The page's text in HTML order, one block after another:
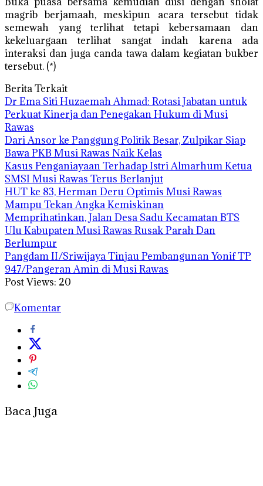
magrib berjamaah, meskipun acara tersebut tidak
semewah yang terlihat tetapi kebersamaan dan
kekeluargaan terlihat sangat indah karena ada
interaksi dan juga canda tawa dalam kegiatan bukber
tersebut. (*)
Berita Terkait
Dr Ema Siti Huzaemah Ahmad: Rotasi Jabatan untuk
Perkuat Kinerja dan Penegakan Hukum di Musi
Rawas
Dari Ansor ke Panggung Politik Besar, Zulpikar Siap
Bawa PKB Musi Rawas Naik Kelas
Kasus Penganiayaan Terhadap Istri Almarhum Ketua
SMSI Musi Rawas Terus Berlanjut
HUT ke 83, Herman Deru Optimis Musi Rawas
Mampu Tekan Angka Kemiskinan
Memprihatinkan, Jalan Desa Sadu Kecamatan BTS
Ulu Kabupaten Musi Rawas Rusak Parah Dan
Berlumpur
Pangdam II/Sriwijaya Tinjau Pembangunan Yonif TP
947/Pangeran Amin di Musi Rawas
Post Views: 20
Komentar
Baca Juga